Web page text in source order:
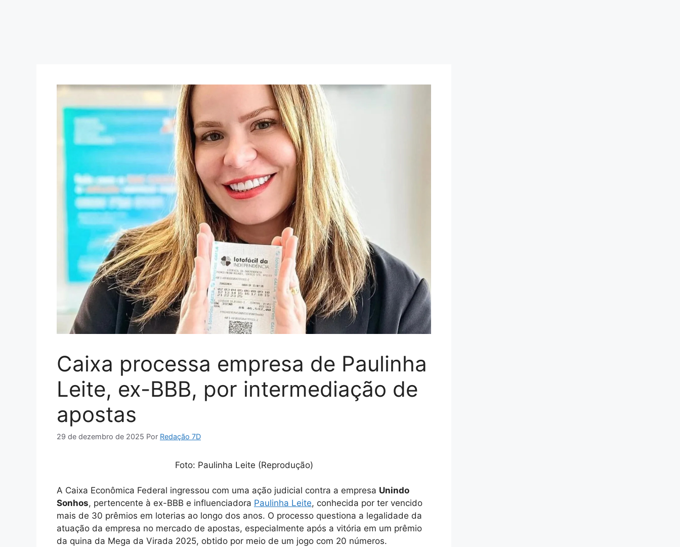
Caixa processa empresa de Paulinha
Leite, ex-BBB, por intermediação de
apostas
29 de dezembro de 2025 Por Redação 7D
Foto: Paulinha Leite (Reprodução)
A Caixa Econômica Federal ingressou com uma ação judicial contra a empresa Unindo
Sonhos, pertencente à ex-BBB e influenciadora Paulinha Leite, conhecida por ter vencido
mais de 30 prêmios em loterias ao longo dos anos. O processo questiona a legalidade da
atuação da empresa no mercado de apostas, especialmente após a vitória em um prêmio
da quina da Mega da Virada 2025, obtido por meio de um jogo com 20 números.